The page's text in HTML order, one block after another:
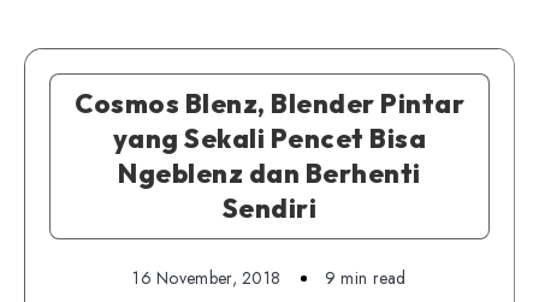
Cosmos Blenz, Blender Pintar
yang Sekali Pencet Bisa
Ngeblenz dan Berhenti
Sendiri
16 November, 2018
9 min read